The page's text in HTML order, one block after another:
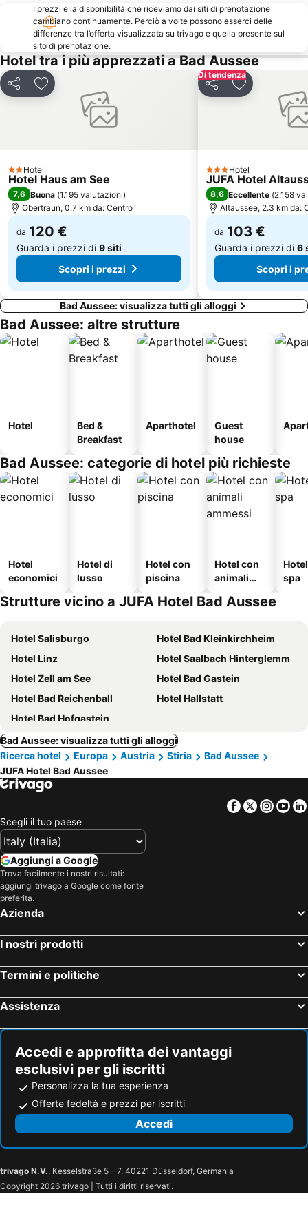
I prezzi e la disponibilità che riceviamo dai siti di prenotazione
cambiano continuamente. Perciò a volte possono esserci delle
differenze tra l’offerta visualizzata su trivago e quella presente sul
sito di prenotazione.
Hotel tra i più apprezzati a Bad Aussee
CondividiAggiungi ai preferiti
2 Stelle
Hotel
Hotel Haus am See
7,6 Buona (1.195 valutazioni)
Obertraun, 0.7 km da: Centro
da 120 €
Guarda i prezzi di 9 siti
Scopri i prezzi
Di tendenza
CondividiAggiungi ai
3 StelleHotel
JUFA Hotel
8,6 Eccellente (2.158
Altaussee, 2.3 km da:
da 103 €
Guarda i prezzi di 6
Scopri i
Bad Aussee: visualizza tutti gli alloggi
Bad Aussee: altre strutture
Hotel
Bed &
Breakfast
Aparthotel
Guest
house
Bad Aussee: categorie di hotel più richieste
Hotel
economici
Hotel di
lusso
Hotel con
piscina
Hotel con
animali
spa
Strutture vicino a JUFA Hotel Bad Aussee
Hotel Salisburgo
Hotel Bad Kleinkirchheim
Hotel Linz
Hotel Saalbach Hinterglemm
Hotel Zell am See
Hotel Bad Gastein
Hotel Bad Reichenball
Hotel Hallstatt
Hotel Bad Hofgastein
Bad Aussee: visualizza tutti gli alloggi
Ricerca hotel
Europa Austria Stiria
Bad Aussee
JUFA Hotel Bad Aussee
Facebook
Twitter
Scegli il tuo paese
Aggiungi a Google
Trova facilmente i nostri risultati:
aggiungi trivago a Google come fonte
preferita.
Azienda
I nostri prodotti
Termini e politiche
Assistenza
Accedi e approfitta dei vantaggi
esclusivi per gli iscritti
Personalizza la tua esperienza
Offerte fedeltà e prezzi per iscritti
Accedi
trivago N.V., Kesselstraße 5 – 7, 40221 Düsseldorf, Germania
Copyright 2026 trivago | Tutti i diritti riservati.